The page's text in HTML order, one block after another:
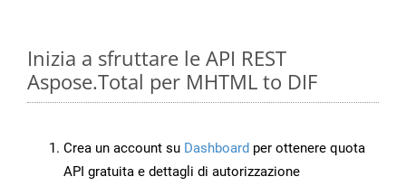
Inizia a sfruttare le API REST
Aspose.Total per MHTML to DIF
Crea un account su Dashboard per ottenere quota
API gratuita e dettagli di autorizzazione